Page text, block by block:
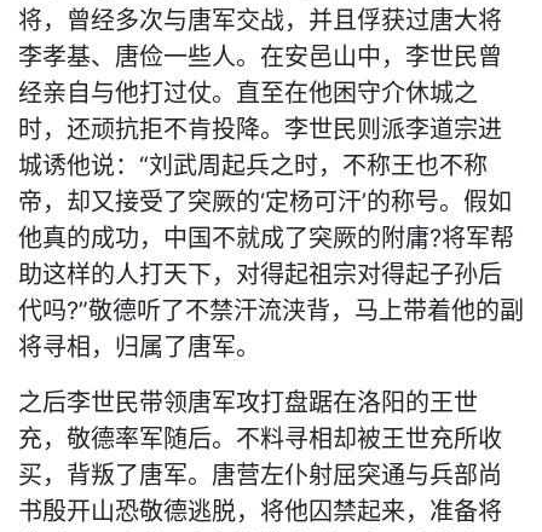
将，曾经多次与唐军交战，并且俘获过唐大将
李孝基、唐俭一些人。在安邑山中，李世民曾
经亲自与他打过仗。直至在他困守介休城之
时，还顽抗拒不肯投降。李世民则派李道宗进
城诱他说：“刘武周起兵之时，不称王也不称
帝，却又接受了突厥的‘定杨可汗’的称号。假如
他真的成功，中国不就成了突厥的附庸?将军帮
助这样的人打天下，对得起祖宗对得起子孙后
代吗?”敬德听了不禁汗流浃背，马上带着他的副
将寻相，归属了唐军。
之后李世民带领唐军攻打盘踞在洛阳的王世
充，敬德率军随后。不料寻相却被王世充所收
买，背叛了唐军。唐营左仆射屈突通与兵部尚
书殷开山恐敬德逃脱，将他囚禁起来，准备将